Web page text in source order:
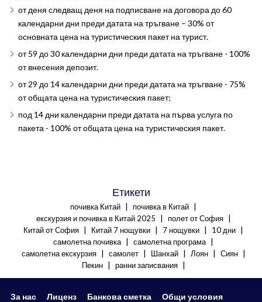
от деня следващ деня на подписване на договора до 60
календарни дни преди датата на тръгване – 30% от
основната цена на туристическия пакет на турист.
от 59 до 30 календарни дни преди датата на тръгване - 100%
от внесения депозит.
от 29 до 14 календарни дни преди датата на тръгване - 75%
от общата цена на туристическия пакет;
под 14 дни календарни преди датата на първа услуга по
пакета - 100% от общата цена на туристическия пакет.
Етикети
почивка Китай | почивка в Китай |
екскурзия и почивка в Китай 2025 | полет от София |
Китай от София | Китай 7 нощувки | 7 нощувки | 10 дни |
самолетна почивка | самолетна програма |
самолетна екскурзия | самолет | Шанхай | Лоян | Сиян |
Пекин | ранни записвания |
За нас Лиценз Банкова сметка
Общи условия